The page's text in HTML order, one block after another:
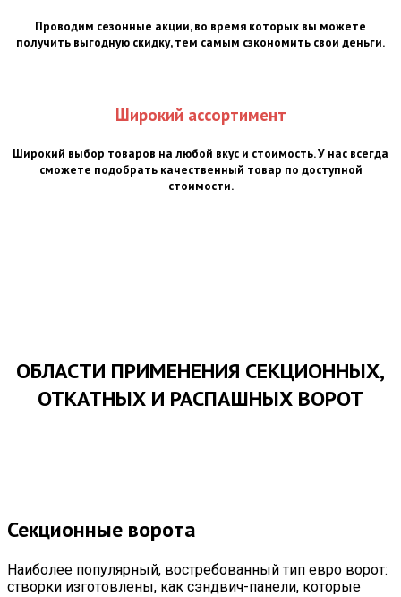
Проводим сезонные акции, во время которых вы можете
получить выгодную скидку, тем самым сэкономить свои деньги.
Широкий ассортимент
Широкий выбор товаров на любой вкус и стоимость. У нас всегда
сможете подобрать качественный товар по доступной
стоимости.
ОБЛАСТИ ПРИМЕНЕНИЯ СЕКЦИОННЫХ,
ОТКАТНЫХ И РАСПАШНЫХ ВОРОТ
Секционные ворота
Наиболее популярный, востребованный тип евро ворот:
створки изготовлены, как сэндвич-панели, которые